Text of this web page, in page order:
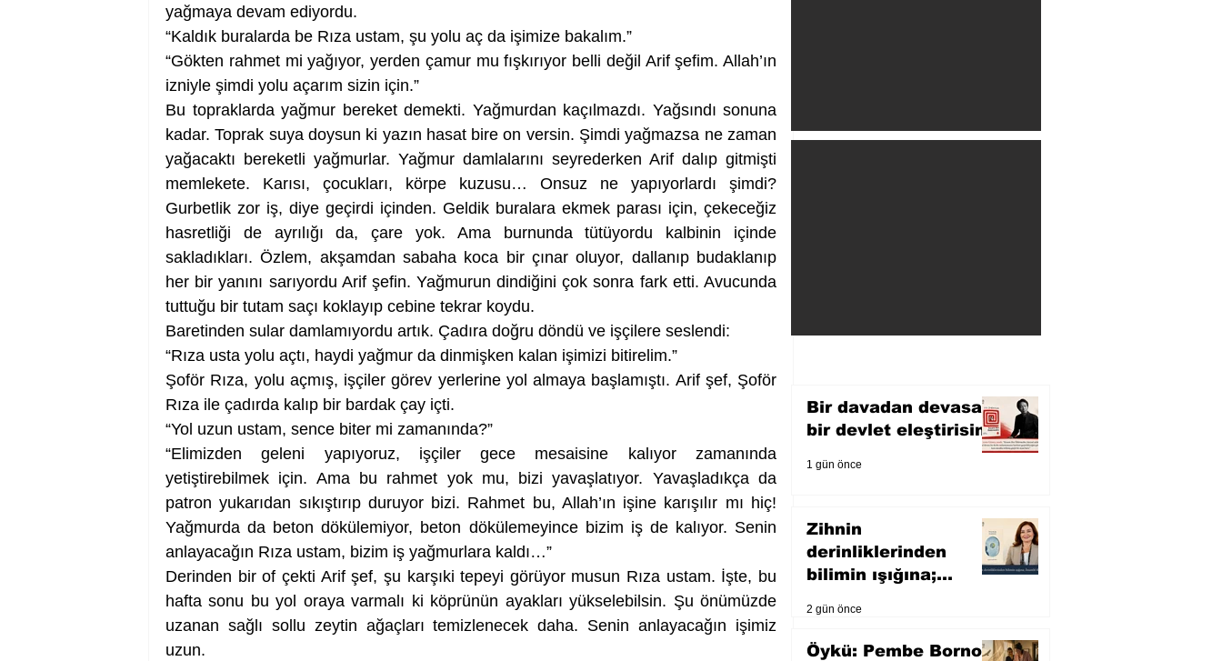
yağmaya devam ediyordu.
“Kaldık buralarda be Rıza ustam, şu yolu aç da işimize bakalım.”
“Gökten rahmet mi yağıyor, yerden çamur mu fışkırıyor belli değil Arif şefim. Allah’ın
izniyle şimdi yolu açarım sizin için.”
Bu topraklarda yağmur bereket demekti. Yağmurdan kaçılmazdı. Yağsındı sonuna
kadar. Toprak suya doysun ki yazın hasat bire on versin. Şimdi yağmazsa ne zaman
yağacaktı bereketli yağmurlar. Yağmur damlalarını seyrederken Arif dalıp gitmişti
memlekete. Karısı, çocukları, körpe kuzusu… Onsuz ne yapıyorlardı şimdi?
Gurbetlik zor iş, diye geçirdi içinden. Geldik buralara ekmek parası için, çekeceğiz
hasretliği de ayrılığı da, çare yok. Ama burnunda tütüyordu kalbinin içinde
sakladıkları. Özlem, akşamdan sabaha koca bir çınar oluyor, dallanıp budaklanıp
her bir yanını sarıyordu Arif şefin. Yağmurun dindiğini çok sonra fark etti. Avucunda
tuttuğu bir tutam saçı koklayıp cebine tekrar koydu.
Baretinden sular damlamıyordu artık. Çadıra doğru döndü ve işçilere seslendi:
“Rıza usta yolu açtı, haydi yağmur da dinmişken kalan işimizi bitirelim.”
Şoför Rıza, yolu açmış, işçiler görev yerlerine yol almaya başlamıştı. Arif şef, Şoför
Rıza ile çadırda kalıp bir bardak çay içti.
“Yol uzun ustam, sence biter mi zamanında?”
“Elimizden geleni yapıyoruz, işçiler gece mesaisine kalıyor zamanında
yetiştirebilmek için. Ama bu rahmet yok mu, bizi yavaşlatıyor. Yavaşladıkça da
patron yukarıdan sıkıştırıp duruyor bizi. Rahmet bu, Allah’ın işine karışılır mı hiç!
Yağmurda da beton dökülemiyor, beton dökülemeyince bizim iş de kalıyor. Senin
anlayacağın Rıza ustam, bizim iş yağmurlara kaldı…”
Derinden bir of çekti Arif şef, şu karşıki tepeyi görüyor musun Rıza ustam. İşte, bu
hafta sonu bu yol oraya varmalı ki köprünün ayakları yükselebilsin. Şu önümüzde
uzanan sağlı sollu zeytin ağaçları temizlenecek daha. Senin anlayacağın işimiz
uzun.
Bir davadan devasa
bir devlet eleştirisine
1 gün önce
Zihnin
derinliklerinden
bilimin ışığına;
2 gün önce
Öykü: Pembe Bornoz